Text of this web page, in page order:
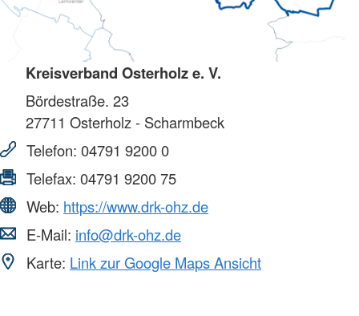
Kreisverband Osterholz e. V.
Bördestraße. 23
27711 Osterholz - Scharmbeck
Telefon: 04791 9200 0
Telefax: 04791 9200 75
Web: https://www.drk-ohz.de
E-Mail: info@drk-ohz.de
Karte: Link zur Google Maps Ansicht